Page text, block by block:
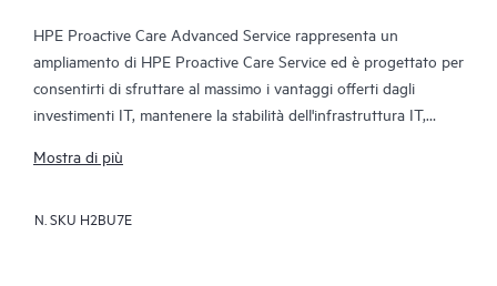
HPE Proactive Care Advanced Service rappresenta un
ampliamento di HPE Proactive Care Service ed è progettato per
consentirti di sfruttare al massimo i vantaggi offerti dagli
investimenti IT, mantenere la stabilità dell'infrastruttura IT,
lasciare libero il personale IT di dedicarsi ad altre attività
dedicato fornisce consulenze tecniche e operative
Mostra di più
N. SKU H2BU7E